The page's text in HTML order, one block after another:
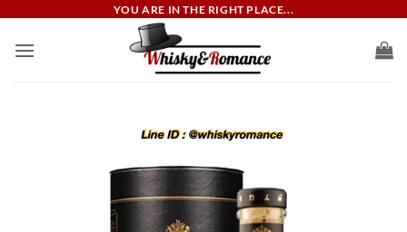
YOU ARE IN THE RIGHT PLACE...